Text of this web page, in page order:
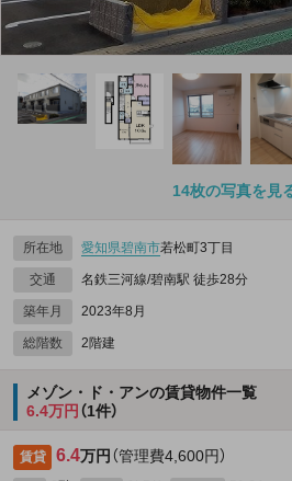
14枚の写真を見
所在地 愛知県碧南市若松町3丁目
交通 名鉄三河線/碧南駅 徒歩28分
築年月 2023年8月
総階数 2階建
メゾン・ド・アンの賃貸物件一覧
6.4万円 （1件）
賃貸 6.4万円 （管理費4,600円）